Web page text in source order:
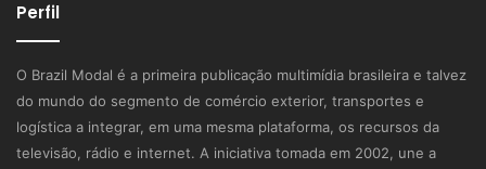
Perfil
O Brazil Modal é a primeira publicação multimídia brasileira e talvez
do mundo do segmento de comércio exterior, transportes e
logística a integrar, em uma mesma plataforma, os recursos da
televisão, rádio e internet. A iniciativa tomada em 2002, une a